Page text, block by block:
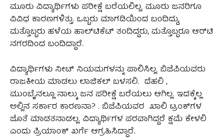
ಮೂರು ವಿದ್ಯಾರ್ಥಿಗಳು ಪರೀಕ್ಷೆ ಬರೆಯಲಿಲ್ಲ. ಮೂರು ಜನರಿಗೂ
ವಿವಿಧ ಕಾರಣಗಳಿತ್ತು. ಒಬ್ಬರು ಮಾಗಡಿಯಿಂದ ಬಂದಿದ್ದು,
ಮತ್ತೊಬ್ಬರು ಹಳೆಯ ಹಾಲ್‌ಟಿಕೆಟ್‌ ತಂದಿದ್ದರು, ಮತ್ತೊಬ್ಬರೂ ಆರ್‌ಟಿ
ನಗರದಿಂದ ಬಂದಿದ್ದಾರೆ.
ವಿದ್ಯಾರ್ಥಿಗಳು ನೀಟ್‌ ನಿಯಮಗಳನ್ನು ಪಾಲಿಸಿಲ್ಲ. ಬಿಜೆಪಿಯವರು
ರಾಜಕೀಯ ಮಾಡಲು ಲಾಜಿಕಲ್‌ ಬಳಸಲಿ. ದೆಹಲಿ ,
ಮುಂಬೈನಲ್ಲೂ ನಾಲ್ಕು ಜನ ಪರೀಕ್ಷೆ ಬರೆಯಲು ಆಗಿಲ್ಲ. ಇದಕ್ಕೆಲ್ಲ
ಅಲ್ಲಿನ ಸರ್ಕಾರ ಕಾರಣನಾ? . ಬಿಜೆಪಿಯವರ ಖಾಲಿ ಟ್ರಂಕ್‌ಗಳ
ಜೊತೆ ಮಾಡತನಾಡಲ್ಲ. ವಿದ್ಯಾರ್ಥಿಗಳ ಪರವಾಗಿದ್ದರೆ ಕ್ಷಮೆ ಕೇಳಲಿ
ಎಂದು ಪ್ರಿಯಾಂಕ್‌ ಖರ್ಗೆ ಆಗ್ರಹಿಸಿದ್ದಾರೆ.